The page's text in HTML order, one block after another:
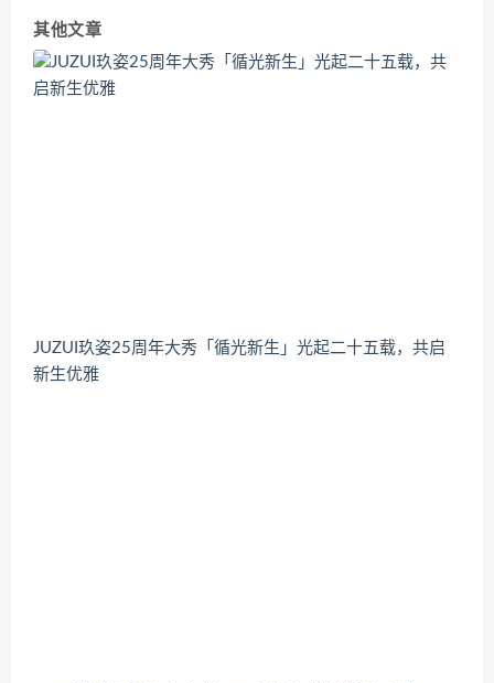
其他文章
JUZUI玖姿25周年大秀「循光新生」光起二十五载，共启
新生优雅